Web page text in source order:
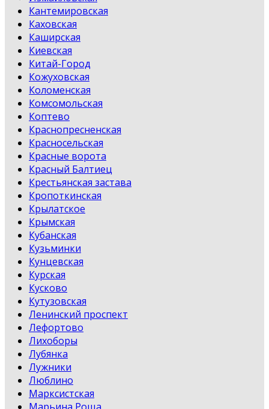
Кантемировская
Каховская
Каширская
Киевская
Китай-Город
Кожуховская
Коломенская
Комсомольская
Коптево
Краснопресненская
Красносельская
Красные ворота
Красный Балтиец
Крестьянская застава
Кропоткинская
Крылатское
Крымская
Кубанская
Кузьминки
Кунцевская
Курская
Кусково
Кутузовская
Ленинский проспект
Лефортово
Лихоборы
Лубянка
Лужники
Люблино
Марксистская